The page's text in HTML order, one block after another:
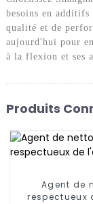
besoins en additifs
qualité et de
aujourd'hui pour
à la flexion et ses
Produits
Agent de
respectueux